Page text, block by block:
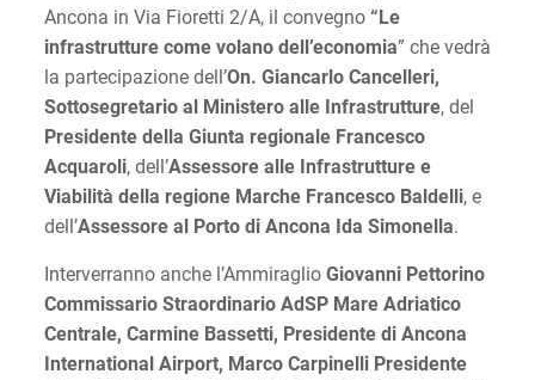
Ancona in Via Fioretti 2/A, il convegno “Le
infrastrutture come volano dell’economia” che vedrà
la partecipazione dell’On. Giancarlo Cancelleri,
Sottosegretario al Ministero alle Infrastrutture, del
Presidente della Giunta regionale Francesco
Acquaroli, dell’Assessore alle Infrastrutture e
Viabilità della regione Marche Francesco Baldelli, e
dell’Assessore al Porto di Ancona Ida Simonella.
Interverranno anche l’Ammiraglio Giovanni Pettorino
Commissario Straordinario AdSP Mare Adriatico
Centrale, Carmine Bassetti, Presidente di Ancona
International Airport, Marco Carpinelli Presidente